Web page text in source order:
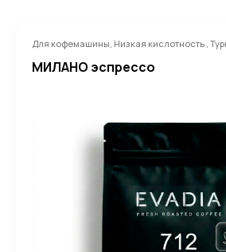
Для кофемашины, Низкая кислотность ,
МИЛАНО эспрессо